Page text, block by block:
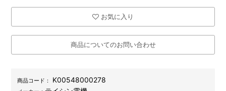
お気に入り
商品についてのお問い合わせ
商品コード： K00548000278